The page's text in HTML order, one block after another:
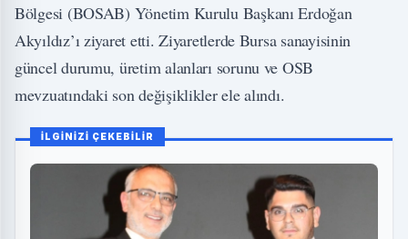
Bölgesi (BOSAB) Yönetim Kurulu Başkanı Erdoğan
Akyıldız’ı ziyaret etti. Ziyaretlerde Bursa sanayisinin
güncel durumu, üretim alanları sorunu ve OSB
mevzuatındaki son değişiklikler ele alındı.
İLGİNİZİ ÇEKEBİLİR